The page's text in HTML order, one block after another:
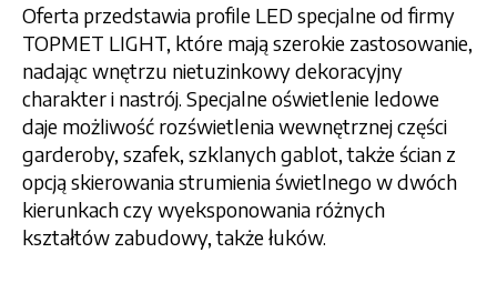
Oferta przedstawia profile LED specjalne od firmy
TOPMET LIGHT, które mają szerokie zastosowanie,
nadając wnętrzu nietuzinkowy dekoracyjny
charakter i nastrój. Specjalne oświetlenie ledowe
daje możliwość rozświetlenia wewnętrznej części
garderoby, szafek, szklanych gablot, także ścian z
opcją skierowania strumienia świetlnego w dwóch
kierunkach czy wyeksponowania różnych
kształtów zabudowy, także łuków.